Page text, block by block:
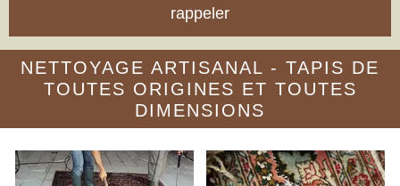
NETTOYAGE ARTISANAL - TAPIS DE
TOUTES ORIGINES ET TOUTES
DIMENSIONS